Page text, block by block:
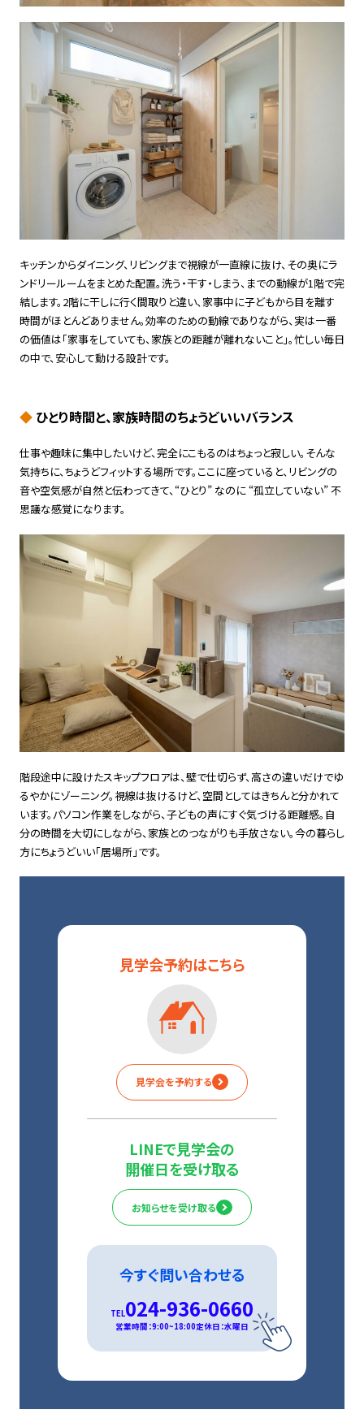
キッチンからダイニング、リビングまで視線が一直線に抜け、その奥にラ
ンドリールームをまとめた配置。洗う・干す・しまう、までの動線が1階で完
結します。2階に干しに行く間取りと違い、家事中に子どもから目を離す
時間がほとんどありません。効率のための動線でありながら、実は一番
の価値は「家事をしていても、家族との距離が離れないこと」。忙しい毎日
の中で、安心して動ける設計です。
◆ ひとり時間と、家族時間のちょうどいいバランス
仕事や趣味に集中したいけど、完全にこもるのはちょっと寂しい。そんな
気持ちに、ちょうどフィットする場所です。ここに座っていると、リビングの
音や空気感が自然と伝わってきて、“ひとり” なのに “孤立していない” 不
思議な感覚になります。
階段途中に設けたスキップフロアは、壁で仕切らず、高さの違いだけでゆ
るやかにゾーニング。視線は抜けるけど、空間としてはきちんと分かれて
います。パソコン作業をしながら、子どもの声にすぐ気づける距離感。自
分の時間を大切にしながら、家族とのつながりも手放さない。今の暮らし
方にちょうどいい「居場所」です。
見学会予約はこちら
見学会を予約する
LINEで見学会の
開催日を受け取る
お知らせを受け取る
今すぐ問い合わせる
TEL024-936-0660
営業時間：9:00~18:00定休日：水曜日